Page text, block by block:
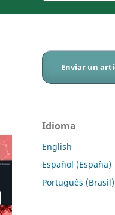
Enviar un
Idioma
English
Español (España)
Português (Brasil)